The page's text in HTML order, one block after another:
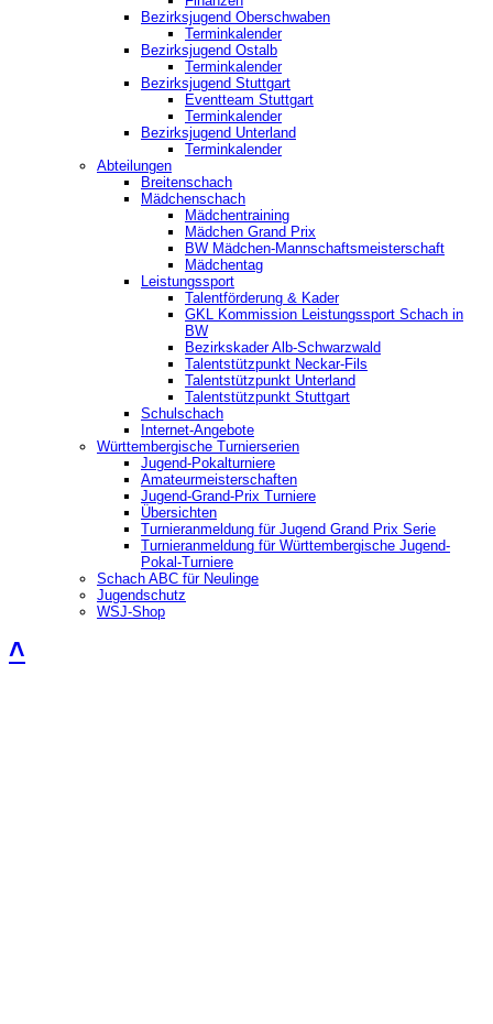
Bezirksjugend Oberschwaben
Terminkalender
Bezirksjugend Ostalb
Terminkalender
Bezirksjugend Stuttgart
‎Eventteam Stuttgart
Terminkalender
Bezirksjugend Unterland
Terminkalender
Abteilungen
Breitenschach
Mädchenschach
Mädchentraining
Mädchen Grand Prix
BW Mädchen-Mannschaftsmeisterschaft
Mädchentag
Leistungssport
Talentförderung & Kader
GKL Kommission Leistungssport Schach in
BW
Bezirkskader Alb-Schwarzwald
Talentstützpunkt Neckar-Fils
Talentstützpunkt Unterland
Talentstützpunkt Stuttgart
Schulschach
Internet-Angebote
Württembergische Turnierserien
Jugend-Pokalturniere
Amateurmeisterschaften
Jugend-Grand-Prix Turniere
Übersichten
Turnieranmeldung für Jugend Grand Prix Serie
Turnieranmeldung für Württembergische Jugend-
Pokal-Turniere
Schach ABC für Neulinge
Jugendschutz
WSJ-Shop
˄